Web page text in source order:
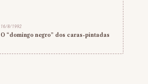
16/8/1992
O “domingo negro” dos caras-pintadas